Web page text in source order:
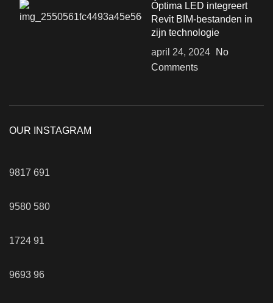
Óptima LED integreert
Revit BIM-bestanden in
zijn technologie
april 24, 2024
No
Comments
OUR INSTAGRAM
9817 691
9580 580
1724 91
9693 96